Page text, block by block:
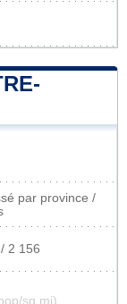
par province /
2 156
sq mi)